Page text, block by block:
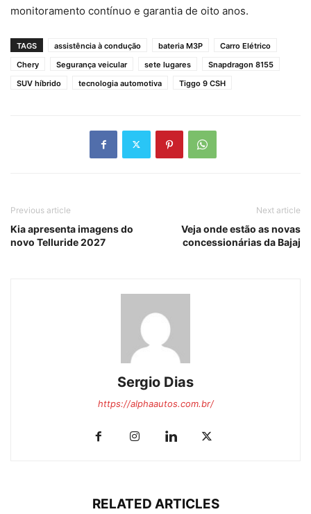
monitoramento contínuo e garantia de oito anos.
TAGS assistência à condução bateria M3P
Carro Elétrico
Chery
Segurança veicular sete lugares
Snapdragon 8155
SUV híbrido
tecnologia automotiva Tiggo 9 CSH
Previous article
Kia apresenta imagens do
novo Telluride 2027
Next article
Veja onde estão as novas
concessionárias da Bajaj
Sergio Dias
https://alphaautos.com.br/
RELATED ARTICLES